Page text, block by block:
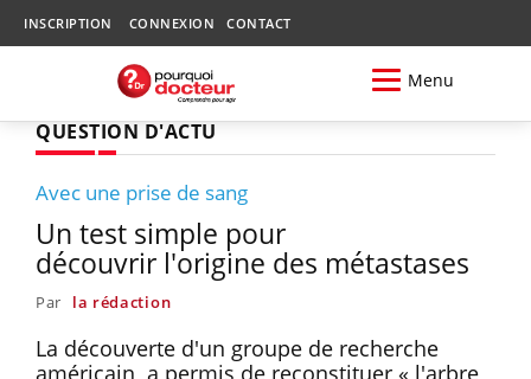
INSCRIPTION CONNEXION CONTACT
Menu
QUESTION D'ACTU
Avec une prise de sang
Un test simple pour
découvrir l'origine des métastases
Par la rédaction
La découverte d'un groupe de recherche
américain a permis de reconstituer « l'arbre